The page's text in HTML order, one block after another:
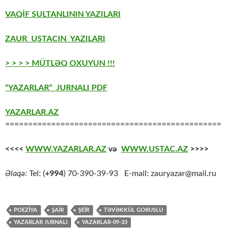
VAQİF SULTANLININ YAZILARI
ZAUR USTACIN YAZILARI
> > > > MÜTLƏQ OXUYUN !!!
“YAZARLAR” JURNALI PDF
YAZARLAR.AZ
===============================================
<<<< WWW.YAZARLAR.AZ və WWW.USTAC.AZ >>>>
Əlaqə: Tel: (+994) 70-390-39-93 E-mail: zauryazar@mail.ru
POEZİYA ŞAİR ŞEİR TƏVƏKKÜL GORUSLU
YAZARLAR JURNALI YAZARLAR-09-33